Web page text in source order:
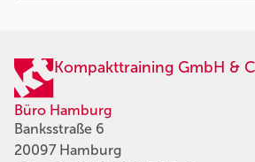
Kompakttraining GmbH &
Büro Hamburg
Banksstraße 6
20097 Hamburg